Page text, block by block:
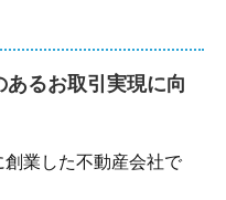
あるお取引実現に向
業した不動産会社で